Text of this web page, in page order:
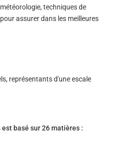
météorologie, techniques de
assurer dans les meilleures
représentants d'une escale
basé sur 26 matières :